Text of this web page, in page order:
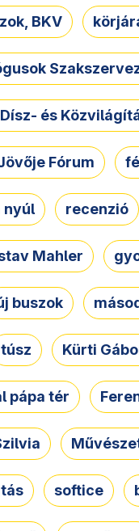
BKV
és
Fórum
nyúl recenzió
Mahler
buszok
túsz Kürti
pápa tér
softice